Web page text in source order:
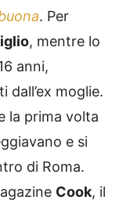
. Per
, mentre lo
anni,
dall’ex moglie.
la prima volta
e si
di Roma.
Cook, il